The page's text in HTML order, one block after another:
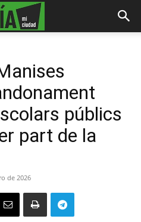
públics
part de la
de 2026